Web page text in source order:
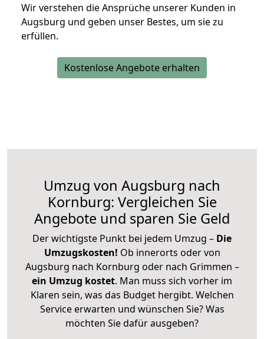
Wir verstehen die Ansprüche unserer Kunden in
Augsburg und geben unser Bestes, um sie zu
erfüllen.
Kostenlose Angebote erhalten
Umzug von Augsburg nach
Kornburg: Vergleichen Sie
Angebote und sparen Sie Geld
Der wichtigste Punkt bei jedem Umzug – Die
Umzugskosten! Ob innerorts oder von
Augsburg nach Kornburg oder nach Grimmen –
ein Umzug kostet. Man muss sich vorher im
Klaren sein, was das Budget hergibt. Welchen
Service erwarten und wünschen Sie? Was
möchten Sie dafür ausgeben?